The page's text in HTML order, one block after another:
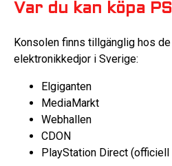
Var du kan köpa
Konsolen finns tillgänglig hos
elektronikkedjor i Sverige:
Elgiganten
MediaMarkt
Webhallen
CDON
PlayStation Direct (officiell